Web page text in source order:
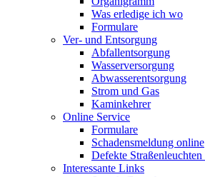
Was erledige ich wo
Formulare
Ver- und Entsorgung
Abfallentsorgung
Wasserversorgung
Abwasserentsorgung
Strom und Gas
Kaminkehrer
Online Service
Formulare
Schadensmeldung online
Defekte Straßenleuchten
Interessante Links